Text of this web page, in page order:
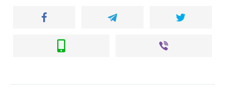
НОВИНИ ЗАХІДНОЇ УКРАЇНИ